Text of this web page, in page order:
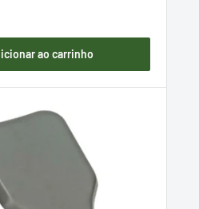
ao carrinho